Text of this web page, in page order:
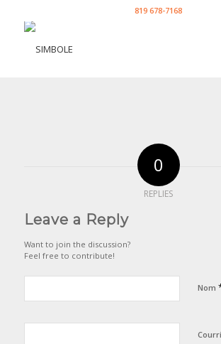
819 678-7168
0
REPLIES
Leave a Reply
Want to join the discussion?
Feel free to contribute!
Nom